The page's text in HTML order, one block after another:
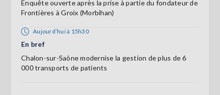
Enquête ouverte après la prise à partie du fondateur de
Frontières à Groix (Morbihan)
Aujourd’hui à 15h30
En bref
Chalon-sur-Saône modernise la gestion de plus de 6
000 transports de patients